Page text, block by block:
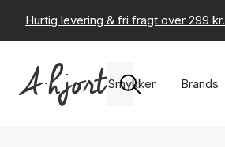
Hurtig levering & fri fragt over 299 kr.
Smykker Brands